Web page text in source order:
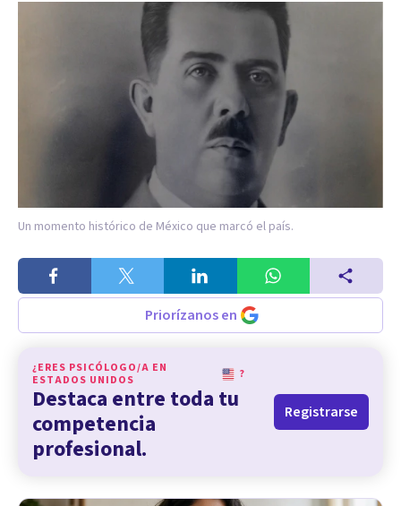
Un momento histórico de México que marcó el país.
Priorízanos en
¿ERES PSICÓLOGO/A EN
ESTADOS UNIDOS
?
Destaca entre toda tu
competencia
profesional.
Registrarse